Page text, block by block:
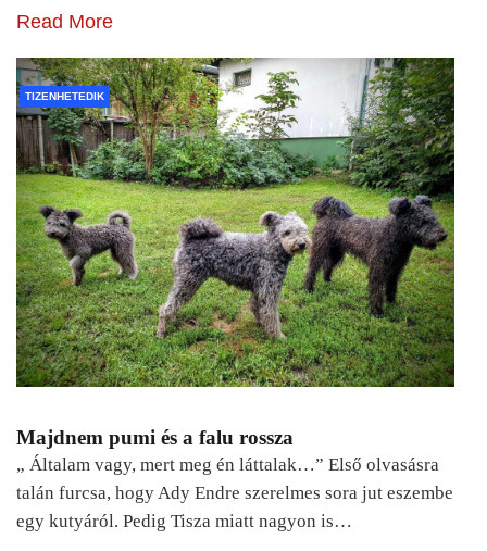
Read More
TIZENHETEDIK
Majdnem pumi és a falu rossza
„ Általam vagy, mert meg én láttalak…” Első olvasásra
talán furcsa, hogy Ady Endre szerelmes sora jut eszembe
egy kutyáról. Pedig Tisza miatt nagyon is…